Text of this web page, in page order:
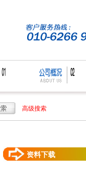
高级搜索
资料下载